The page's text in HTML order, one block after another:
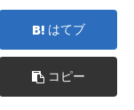
はてブ
コピー